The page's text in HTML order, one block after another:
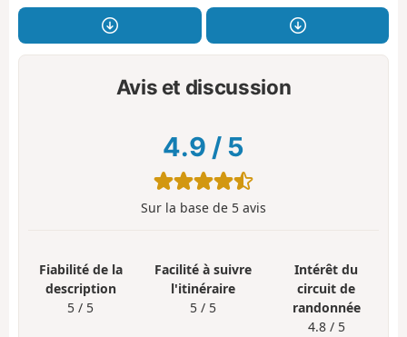
Avis et discussion
4.9 / 5
Sur la base de 5 avis
Fiabilité de la
description
5 / 5
Facilité à suivre
l'itinéraire
5 / 5
Intérêt du
circuit de
randonnée
4.8 / 5